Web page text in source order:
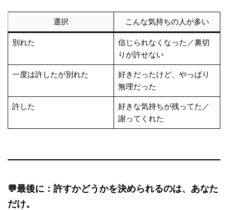
選択 こんな気持ちの人が多い
別れた
信じられなくなった／裏切
りが許せない
一度は許したが別れた
好きだったけど、やっぱり
無理だった
許した
好きな気持ちが残ってた／
謝ってくれた
💬最後に：許すかどうかを決められるのは、あなた
だけ。